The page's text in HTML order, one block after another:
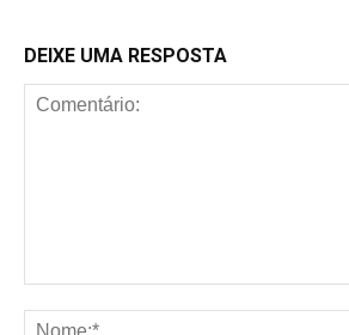
DEIXE UMA RESPOSTA